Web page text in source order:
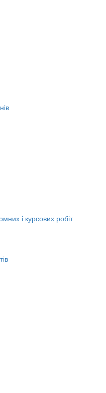
і курсових робіт